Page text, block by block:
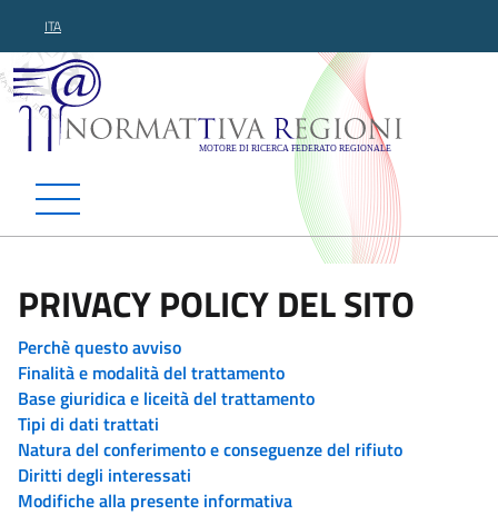
ITA
Normattiva Regioni -
PRIVACY POLICY DEL SITO
Perchè questo avviso
Finalità e modalità del trattamento
Base giuridica e liceità del trattamento
Tipi di dati trattati
Natura del conferimento e conseguenze del rifiuto
Diritti degli interessati
Modifiche alla presente informativa